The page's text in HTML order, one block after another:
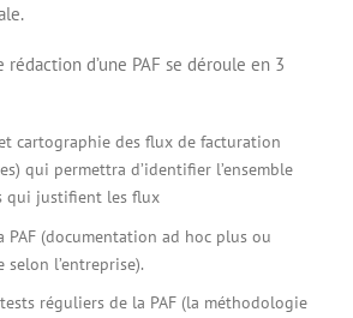
d’une PAF se déroule en 3
cartographie des flux de facturation
qui permettra d’identifier l’ensemble
qui justifient les flux
PAF (documentation ad hoc plus ou
l’entreprise).
réguliers de la PAF (la méthodologie